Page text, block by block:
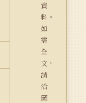
資
料。
如
需
全
文，
請
洽
圖